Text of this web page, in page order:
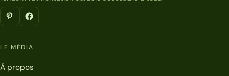
LE MÉDIA
À propos